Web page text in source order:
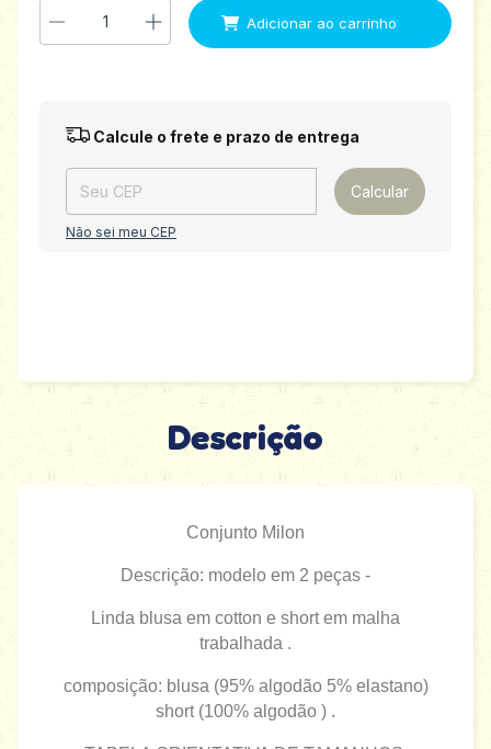
Entregas para o CEP: Alterar CEP
Calcule o frete e prazo de entrega
Calcular
Não sei meu CEP
Descrição
Conjunto Milon
Descrição: modelo em 2 peças -
Linda blusa em cotton e short em malha
trabalhada .
composição: blusa (95% algodão 5% elastano)
short (100% algodão ) .